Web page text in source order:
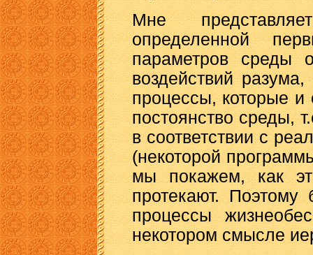
Мне
определенной
параметров среды
воздействий разума,
процессы, которые и
постоянство среды,
в соответствии с
(некоторой
мы покажем, как
протекают. Поэтому
процессы
некотором смысле